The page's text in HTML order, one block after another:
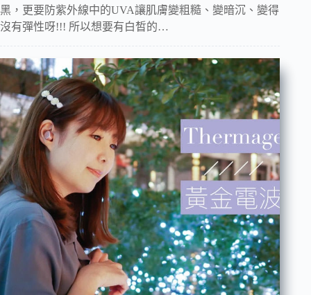
黑，更要防紫外線中的UVA讓肌膚變粗糙、變暗沉、變得
沒有彈性呀!!! 所以想要有白皙的…